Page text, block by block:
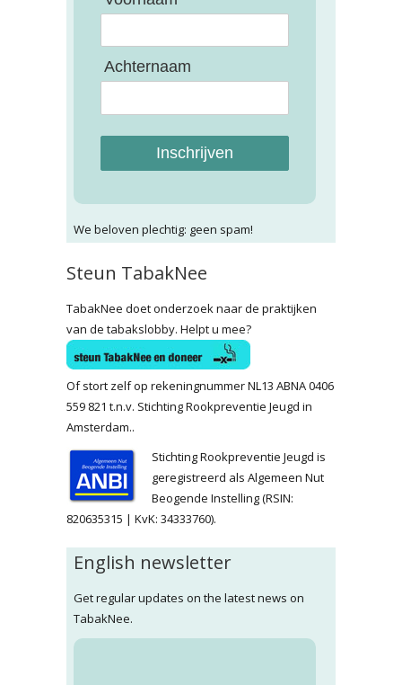
Achternaam
Inschrijven
We beloven plechtig: geen spam!
Steun TabakNee
TabakNee doet onderzoek naar de praktijken
van de tabakslobby. Helpt u mee?
Of stort zelf op rekeningnummer NL13 ABNA 0406
559 821 t.n.v. Stichting Rookpreventie Jeugd in
Amsterdam..
Stichting Rookpreventie Jeugd is
geregistreerd als Algemeen Nut
Beogende Instelling (RSIN:
820635315 | KvK: 34333760).
English newsletter
Get regular updates on the latest news on
TabakNee.